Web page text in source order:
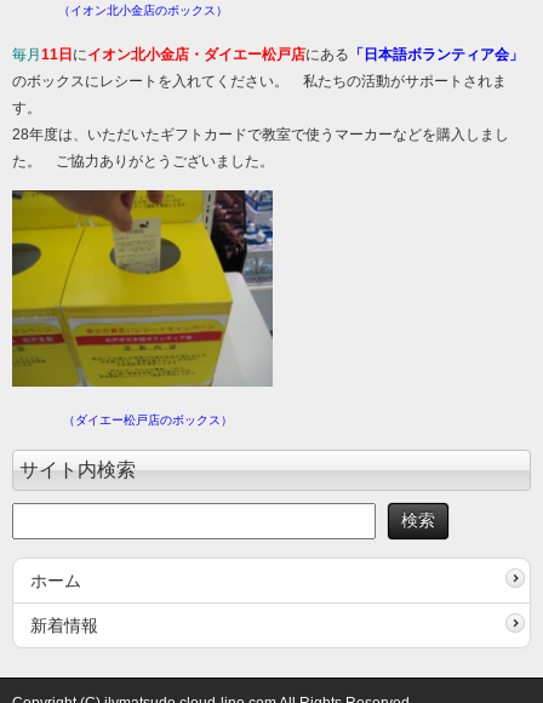
（イオン北小金店のボックス）
毎月 11日 にイオン北小金店・ダイエー松戸店にある 「日本語ボランティア会」
のボックスにレシートを入れてください。 私たちの活動がサポートされま
す。
28年度は、いただいたギフトカードで教室で使うマーカーなどを購入しまし
た。 ご協力ありがとうございました。
（ダイエー松戸店のボックス）
サイト内検索
ホーム
新着情報